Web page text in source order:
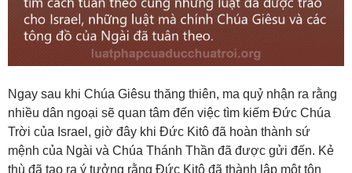
Ngay sau khi Chúa Giêsu thăng thiên, ma quỷ nhận ra rằng
nhiều dân ngoại sẽ quan tâm đến việc tìm kiếm Đức Chúa
Trời của Israel, giờ đây khi Đức Kitô đã hoàn thành sứ
mệnh của Ngài và Chúa Thánh Thần đã được gửi đến. Kẻ
thù đã tạo ra ý tưởng rằng Đức Kitô đã thành lập một tôn